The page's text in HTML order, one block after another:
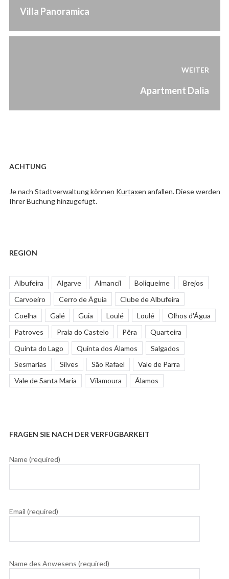
Vorheriger
Villa Panoramica
WEITER
Apartment Dalia
ACHTUNG
Je nach Stadtverwaltung können Kurtaxen anfallen. Diese werden
Ihrer Buchung hinzugefügt.
REGION
Albufeira Algarve Almancil Boliqueime
Brejos
Carvoeiro
Cerro de Águia
Clube de Albufeira
Coelha
Galé Guia Loulé Loulé
Olhos d'Água
Patroves
Praia do Castelo Pêra
Quarteira
Quinta do Lago
Quinta dos Álamos
Salgados
Sesmarias
Silves São Rafael
Vale de Parra
Vale de Santa Maria
Vilamoura Álamos
FRAGEN SIE NACH DER VERFÜGBARKEIT
Name (required)
Email (required)
Name des Anwesens (required)